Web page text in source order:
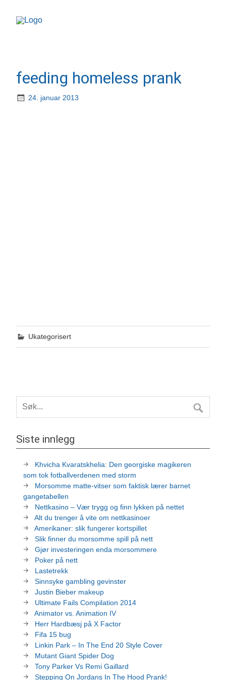
feeding homeless prank
24. januar 2013
Ukategorisert
Siste innlegg
Khvicha Kvaratskhelia: Den georgiske magikeren
som tok fotballverdenen med storm
Morsomme matte-vitser som faktisk lærer barnet
gangetabellen
Nettkasino – Vær trygg og finn lykken på nettet
Alt du trenger å vite om nettkasinoer
Amerikaner: slik fungerer kortspillet
Slik finner du morsomme spill på nett
Gjør investeringen enda morsommere
Poker på nett
Lastetrekk
Sinnsyke gambling gevinster
Justin Bieber makeup
Ultimate Fails Compilation 2014
Animator vs. Animation IV
Herr Hardbæsj på X Factor
Fifa 15 bug
Linkin Park – In The End 20 Style Cover
Mutant Giant Spider Dog
Tony Parker Vs Remi Gaillard
Stepping On Jordans In The Hood Prank!